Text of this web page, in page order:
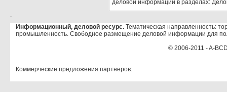
деловой информации в разделах:
.
Информационный, деловой ресурс. Тематическая направленность:
промышленность. Свободное размещение деловой информации для
© 2006-2011 - A-
Коммерческие предложения партнеров: